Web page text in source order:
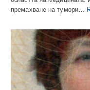
премахване на тумори…